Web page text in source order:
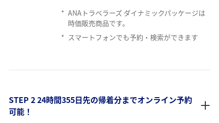
* ANAトラベラーズ ダイナミックパッケージは
時価販売商品です。
* スマートフォンでも予約・検索ができます
STEP 2 24時間355日先の帰着分までオンライン予約
可能！